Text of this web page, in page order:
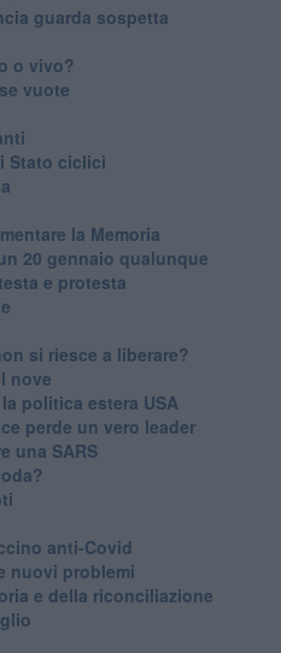
guarda sospetta
o vivo?
vuote
Stato ciclici
la Memoria
20 gennaio qualunque
e protesta
si riesce a liberare?
nove
politica estera USA
perde un vero leader
una SARS
anti-Covid
nuovi problemi
e della riconciliazione